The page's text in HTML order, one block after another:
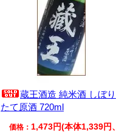
蔵王酒造 純米酒 しぼり
たて原酒 720ml
価格： 1,473円(本体1,339円、